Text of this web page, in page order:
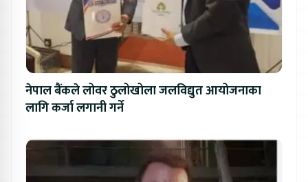
नेपाल बैंकले लोवर ठुलोखोला जलविद्युत आयोजनाका
लागि कर्जा लगानी गर्ने